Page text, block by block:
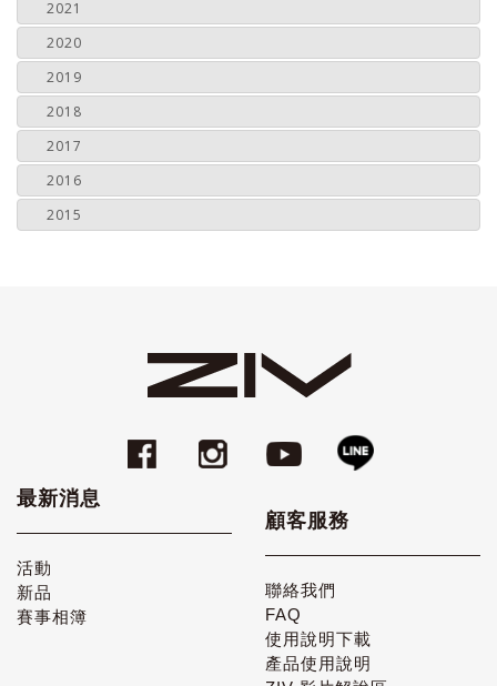
2021
2020
2019
2018
2017
2016
2015
最新消息
活動
新品
賽事相簿
顧客服務
聯絡我們
FAQ
使用說明下載
產品使用說明